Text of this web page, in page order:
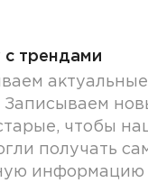
с трендами
Записываем
чтобы
получать
информацию